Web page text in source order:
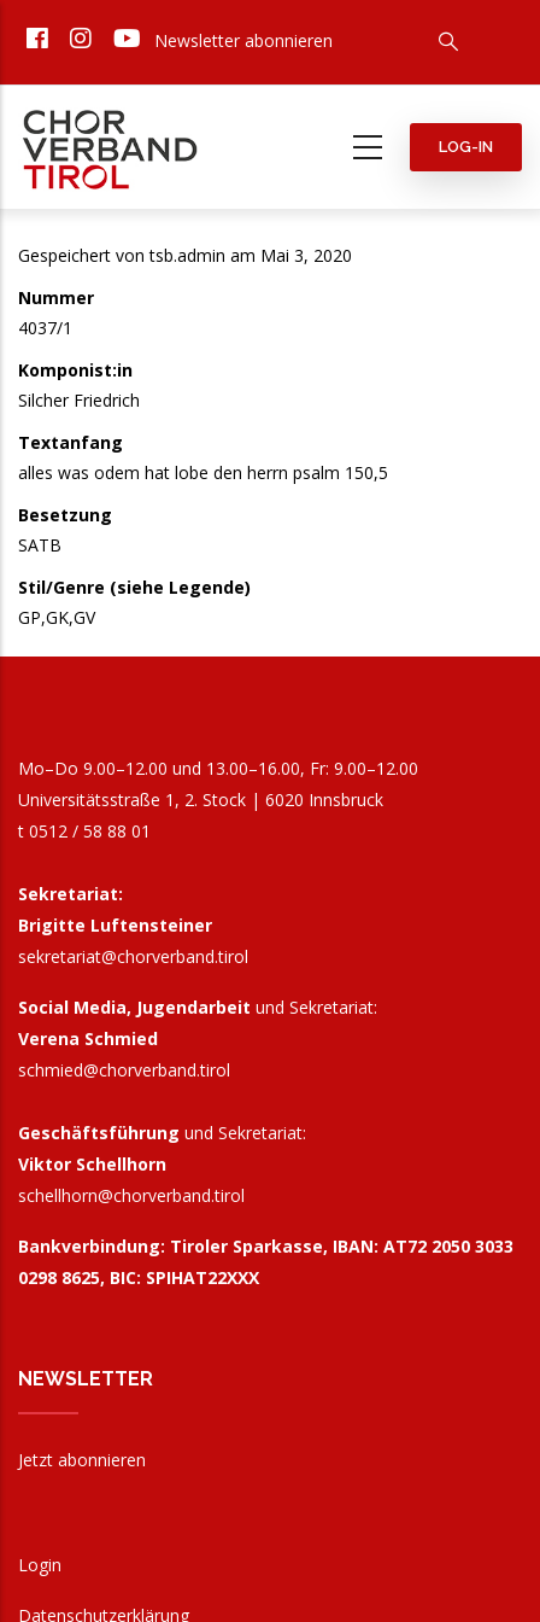
zum
Newsletter abonnieren
LOG-IN
Gespeichert vontsb.admin am Mai 3, 2020
Nummer
4037/1
Komponist:in
Silcher Friedrich
Textanfang
alles was odem hat lobe den herrn psalm 150,5
Besetzung
SATB
Stil/Genre (siehe Legende)
GP,GK,GV
Mo–Do 9.00–12.00 und 13.00–16.00, Fr: 9.00–12.00
Universitätsstraße 1, 2. Stock | 6020 Innsbruck
t 0512 / 58 88 01
Sekretariat:
Brigitte Luftensteiner
sekretariat@chorverband.tirol
Social Media, Jugendarbeit und Sekretariat:
Verena Schmied
schmied@chorverband.tirol
Geschäftsführung und Sekretariat:
Viktor Schellhorn
schellhorn@chorverband.tirol
Bankverbindung: Tiroler Sparkasse, IBAN: AT72 2050 3033
0298 8625, BIC: SPIHAT22XXX
NEWSLETTER
Jetzt abonnieren
Login
Datenschutzerklärung